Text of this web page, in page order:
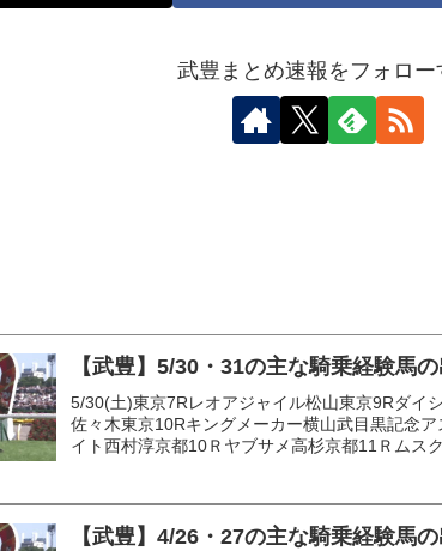
武豊まとめ速報をフォロー
【武豊】5/30・31の主な騎乗経験馬
5/30(土)東京7Rレオアジャイル松山東京9Rダイ
佐々木東京10Rキングメーカー横山武目黒記念
イト西村淳京都10Ｒヤブサメ高杉京都11Ｒムスク
【武豊】4/26・27の主な騎乗経験馬